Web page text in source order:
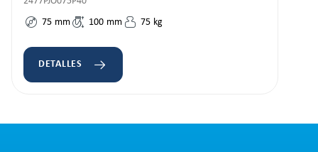
75 mm 100 mm 75 kg
DETALLES